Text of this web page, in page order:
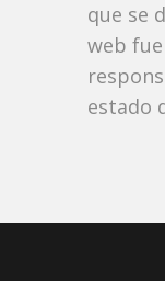
que se
web
estado